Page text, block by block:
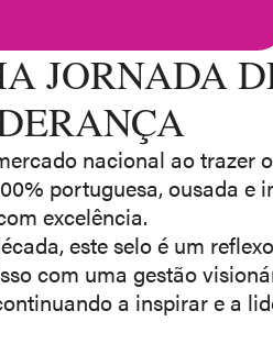
JORNADA
nacional ao trazer
portuguesa, ousada e
excelência.
este selo é um
com uma gestão
a inspirar e a